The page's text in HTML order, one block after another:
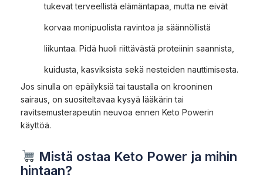
tukevat terveellistä elämäntapaa, mutta ne eivät
korvaa monipuolista ravintoa ja säännöllistä
liikuntaa. Pidä huoli riittävästä proteiinin saannista,
kuidusta, kasviksista sekä nesteiden nauttimisesta.
Jos sinulla on epäilyksiä tai taustalla on krooninen
sairaus, on suositeltavaa kysyä lääkärin tai
ravitsemusterapeutin neuvoa ennen Keto Powerin
käyttöä.
Mistä ostaa Keto Power ja mihin
hintaan?